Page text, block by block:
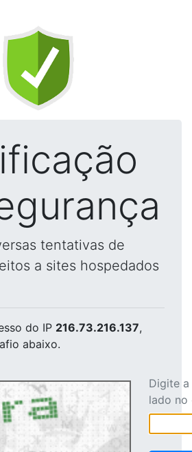
tentativas de
a sites hospedados
do IP 216.73.216.137,
abaixo.
Digite
lado no